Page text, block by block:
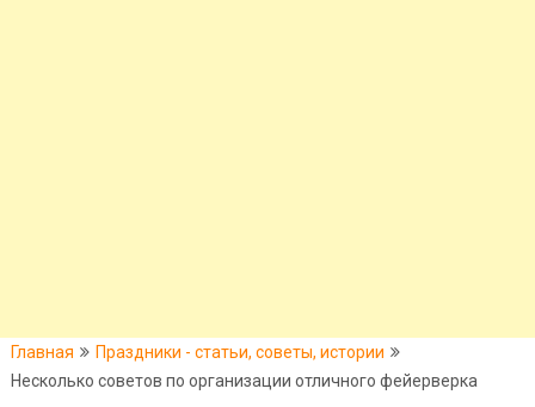
Главная
Праздники - статьи, советы, истории
Несколько советов по организации отличного фейерверка